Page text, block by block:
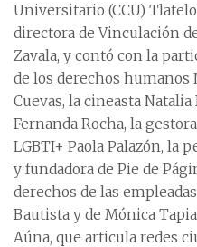
Universitario (CCU)
directora de Vinculación
Zavala, y contó con la
de los derechos humanos
Cuevas, la cineasta
Fernanda Rocha, la
LGBTI+ Paola Palazón, la
y fundadora de Pie de
derechos de las
Bautista y de Mónica
Aúna, que articula redes